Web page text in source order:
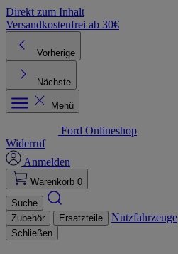
Direkt zum Inhalt
Versandkostenfrei ab 30€
Vorherige
Nächste
Menü
Ford Onlineshop
Widerruf
Anmelden
Warenkorb 0
Suche
Zubehör
Ersatzteile Nutzfahrzeuge
Schließen